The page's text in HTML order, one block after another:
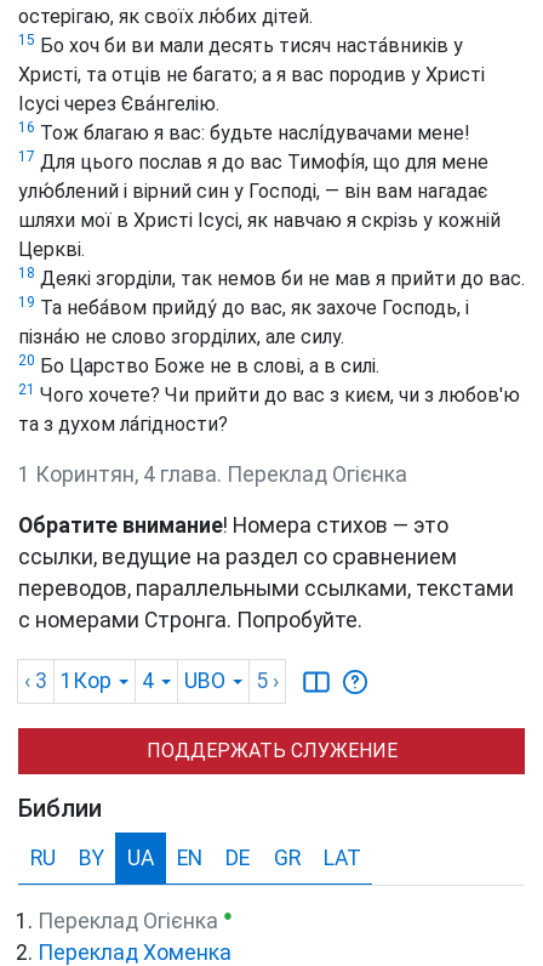
остерігаю, як своїх лю́бих дітей.
15 Бо хоч би ви мали десять тисяч наста́вників у
Христі, та отців не багато; а я вас породив у Христі
Ісусі через Єва́нгелію.
16 Тож благаю я вас: будьте наслі́дувачами мене!
17 Для цього послав я до вас Тимофі́я, що для мене
улю́блений і вірний син у Господі, — він вам нагадає
шляхи мої в Христі Ісусі, як навчаю я скрізь у кожній
Церкві.
18 Деякі згорділи, так немов би не мав я прийти до вас.
19 Та неба́вом прийду́ до вас, як захоче Господь, і
пізна́ю не слово згорділих, але силу.
20 Бо Царство Боже не в слові, а в силі.
21 Чого хочете? Чи прийти до вас з києм, чи з любов'ю
та з духом ла́гідности?
1 Коринтян, 4 глава. Переклад Огієнка
Обратите внимание! Номера стихов — это
ссылки, ведущие на раздел со сравнением
переводов, параллельными ссылками, текстами
с номерами Стронга. Попробуйте.
‹ 3 1Кор 4 UBO 5 ›
ПОДДЕРЖАТЬ СЛУЖЕНИЕ
Библии
RU BY UA EN DE GR LAT
Переклад Огієнка ●
Переклад Хоменка